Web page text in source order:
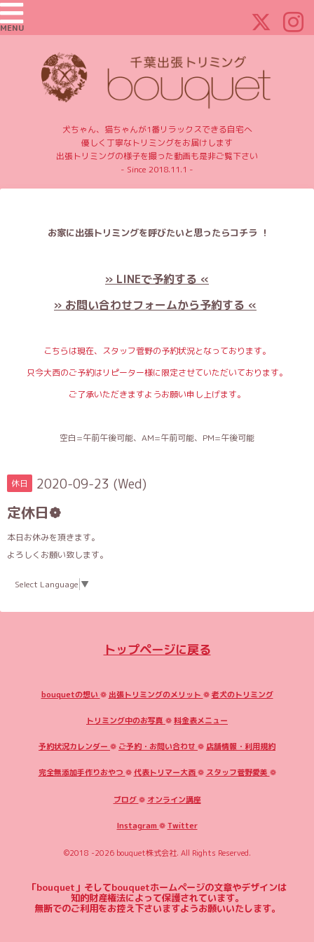
MENU
犬ちゃん、猫ちゃんが1番リラックスできる自宅へ
優しく丁寧なトリミングをお届けします
出張トリミングの様子を撮った動画も是非ご覧下さい
- Since 2018.11.1 -
お家に出張トリミングを呼びたいと思ったらコチラ ！
» LINEで予約する «
» お問い合わせフォームから予約する «
こちらは現在、スタッフ菅野の予約状況となっております。
只今大西のご予約はリピーター様に限定させていただいております。
ご了承いただきますようお願い申し上げます。
空白=午前午後可能、AM=午前可能、PM=午後可能
休日 2020-09-23 (Wed)
定休日❁
本日お休みを頂きます。
よろしくお願い致します。
Select Language ▼
トップページに戻る
bouquetの想い ❁ 出張トリミングのメリット ❁老犬のトリミング
トリミング中のお写真 ❁料金表メニュー
予約状況カレンダー ❁ ご予約・お問い合わせ ❁ 店舗情報・利用規約
完全無添加手作りおやつ ❁代表トリマー大西❁ スタッフ菅野愛美 ❁
ブログ❁ オンライン講座
Instagram ❁Twitter
©2018 -2026 bouquet株式会社. All Rights Reserved.
「bouquet」そしてbouquetホームページの文章やデザインは
知的財産権法によって保護されています。
無断でのご利用をお控え下さいますようお願いいたします。